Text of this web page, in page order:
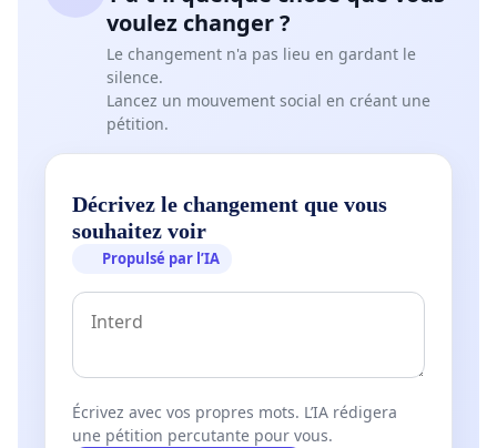
voulez changer ?
Le changement n'a pas lieu en gardant le
silence.
Lancez un mouvement social en créant une
pétition.
Décrivez le changement que vous
souhaitez voir
Propulsé par l’IA
Écrivez avec vos propres mots. L’IA rédigera
une pétition percutante pour vous.